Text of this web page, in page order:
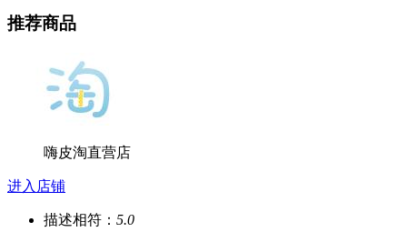
推荐商品
嗨皮淘直营店
进入店铺
描述相符： 5.0